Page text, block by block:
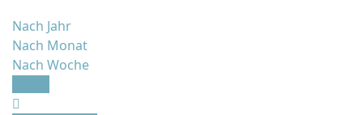
Nach Jahr
Nach Monat
Nach Woche